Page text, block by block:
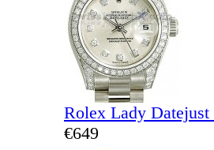
Rolex Lady Datejust
€649